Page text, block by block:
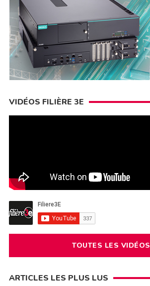
VIDÉOS FILIÈRE 3E
TOUTES LES VIDÉOS
ARTICLES LES PLUS LUS